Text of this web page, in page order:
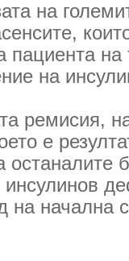
на
пациента на
на
ремисия,
е
на начална